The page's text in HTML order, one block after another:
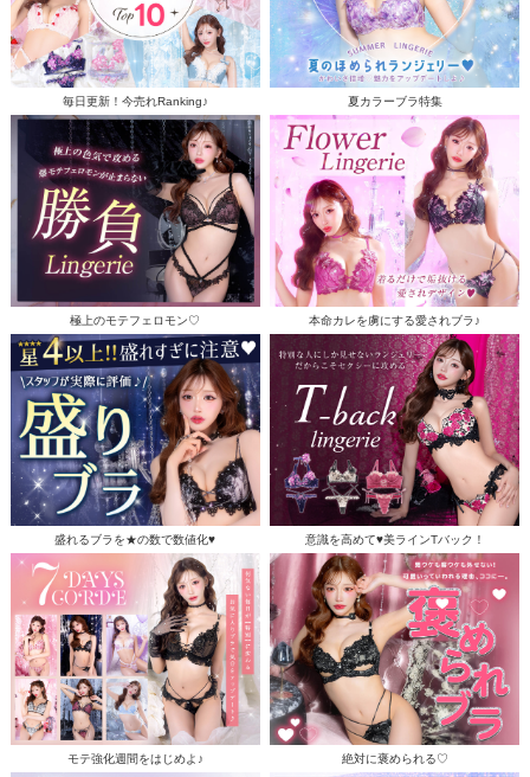
毎日更新！今売れRanking♪ 夏カラーブラ特集
極上のモテフェロモン♡ 本命カレを虜にする愛されブラ♪
盛れるブラを★の数で数値化♥ 意識を高めて♥美ラインTバック！
モテ強化週間をはじめよ♪ 絶対に褒められる♡